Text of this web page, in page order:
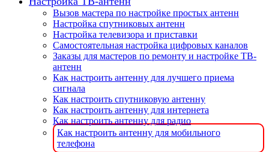
Вызов мастера по настройке простых антенн
Настройка спутниковых антенн
Настройка телевизора и приставки
Самостоятельная настройка цифровых каналов
Заказы для мастеров по ремонту и настройке ТВ-
антенн
Как настроить антенну для лучшего приема
сигнала
Как настроить спутниковую антенну
Как настроить антенну для интернета
Как настроить антенну для радио
Как настроить антенну для мобильного
телефона